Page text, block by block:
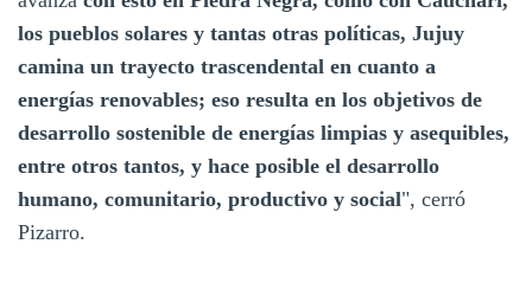
los pueblos solares y tantas otras políticas, Jujuy
camina un trayecto trascendental en cuanto a
energías renovables; eso resulta en los objetivos de
desarrollo sostenible de energías limpias y asequibles,
entre otros tantos, y hace posible el desarrollo
humano, comunitario, productivo y social", cerró
Pizarro.